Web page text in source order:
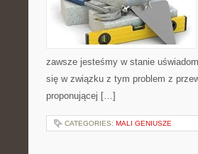
zawsze jesteśmy w stanie
się w związku z tym problem z
proponującej […]
CATEGORIES: MALI GENIUSZE